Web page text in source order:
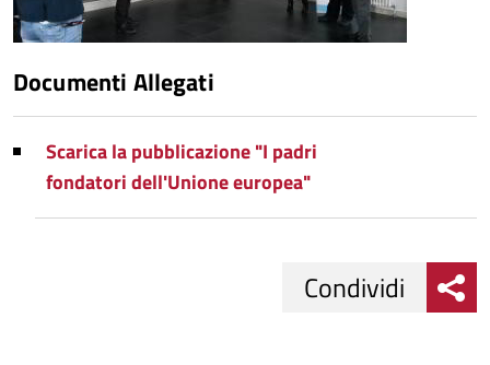
Documenti Allegati
Scarica la pubblicazione "I padri
fondatori dell'Unione europea"
Condividi